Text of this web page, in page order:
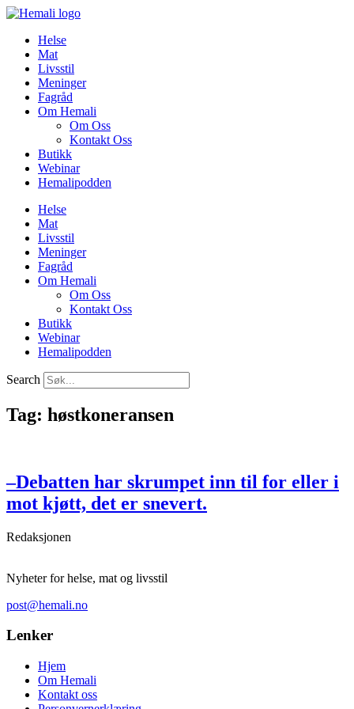
Skip
contentHelse
Mat
Livsstil
Meninger
Fagråd
Om Hemali
Om Oss
Kontakt Oss
Butikk
Webinar
Hemalipodden
Helse
Mat
Livsstil
Meninger
Fagråd
Om Hemali
Om Oss
Kontakt Oss
Butikk
Webinar
Hemalipodden
Search
Tag: høstkoneransen
–Debatten har skrumpet inn til for eller i
mot kjøtt, det er snevert.
Redaksjonen
Nyheter for helse, mat og livsstil
post@hemali.no
Lenker
Hjem
Om Hemali
Kontakt oss